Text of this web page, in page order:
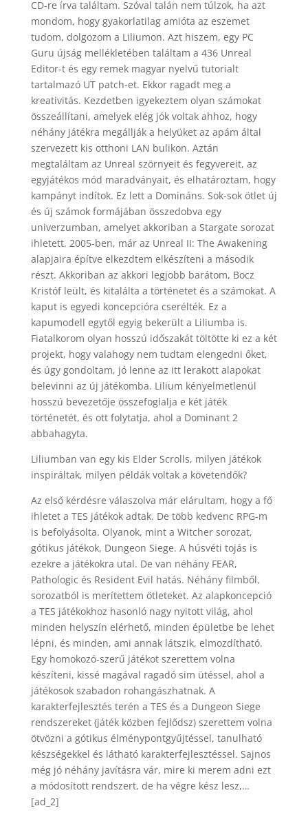
CD-re írva találtam. Szóval talán nem túlzok, ha azt
mondom, hogy gyakorlatilag amióta az eszemet
tudom, dolgozom a Liliumon. Azt hiszem, egy PC
Guru újság mellékletében találtam a 436 Unreal
Editor-t és egy remek magyar nyelvű tutorialt
tartalmazó UT patch-et. Ekkor ragadt meg a
kreativitás. Kezdetben igyekeztem olyan számokat
összeállítani, amelyek elég jók voltak ahhoz, hogy
néhány játékra megállják a helyüket az apám által
szervezett kis otthoni LAN bulikon. Aztán
megtaláltam az Unreal szörnyeit és fegyvereit, az
egyjátékos mód maradványait, és elhatároztam, hogy
kampányt indítok. Ez lett a Domináns. Sok-sok ötlet új
és új számok formájában összedobva egy
univerzumban, amelyet akkoriban a Stargate sorozat
ihletett. 2005-ben, már az Unreal II: The Awakening
alapjaira építve elkezdtem elkészíteni a második
részt. Akkoriban az akkori legjobb barátom, Bocz
Kristóf leült, és kitalálta a történetet és a számokat. A
kaput is egyedi koncepcióra cserélték. Ez a
kapumodell egytől egyig bekerült a Liliumba is.
Fiatalkorom olyan hosszú időszakát töltötte ki ez a két
projekt, hogy valahogy nem tudtam elengedni őket,
és úgy gondoltam, jó lenne az itt lerakott alapokat
belevinni az új játékomba. Lilium kényelmetlenül
hosszú bevezetője összefoglalja e két játék
történetét, és ott folytatja, ahol a Dominant 2
abbahagyta.
Liliumban van egy kis Elder Scrolls, milyen játékok
inspiráltak, milyen példák voltak a követendők?
Az első kérdésre válaszolva már elárultam, hogy a fő
ihletet a TES játékok adtak. De több kedvenc RPG-m
is befolyásolta. Olyanok, mint a Witcher sorozat,
gótikus játékok, Dungeon Siege. A húsvéti tojás is
ezekre a játékokra utal. De van néhány FEAR,
Pathologic és Resident Evil hatás. Néhány filmből,
sorozatból is merítettem ötleteket. Az alapkoncepció
a TES játékokhoz hasonló nagy nyitott világ, ahol
minden helyszín elérhető, minden épületbe be lehet
lépni, és minden, ami annak látszik, elmozdítható.
Egy homokozó-szerű játékot szerettem volna
készíteni, kissé magával ragadó sim ütéssel, ahol a
játékosok szabadon rohangászhatnak. A
karakterfejlesztés terén a TES és a Dungeon Siege
rendszereket (játék közben fejlődsz) szerettem volna
ötvözni a gótikus élménypontgyűjtéssel, tanulható
készségekkel és látható karakterfejlesztéssel. Sajnos
még jó néhány javításra vár, mire ki merem adni ezt
a módosított rendszert, de ha végre kész lesz,…
[ad_2]